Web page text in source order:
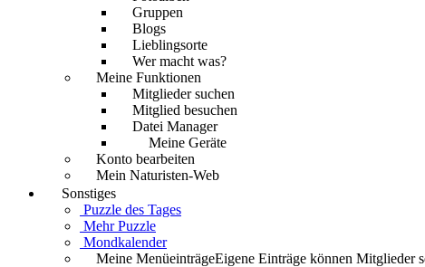
Gruppen
Blogs
Lieblingsorte
Wer macht was?
Meine Funktionen
Mitglieder suchen
Mitglied besuchen
Datei Manager
Meine Geräte
Konto bearbeiten
Mein Naturisten-Web
Sonstiges
Puzzle des Tages
Mehr Puzzle
Mondkalender
Meine MenüeinträgeEigene Einträge können Mitglieder